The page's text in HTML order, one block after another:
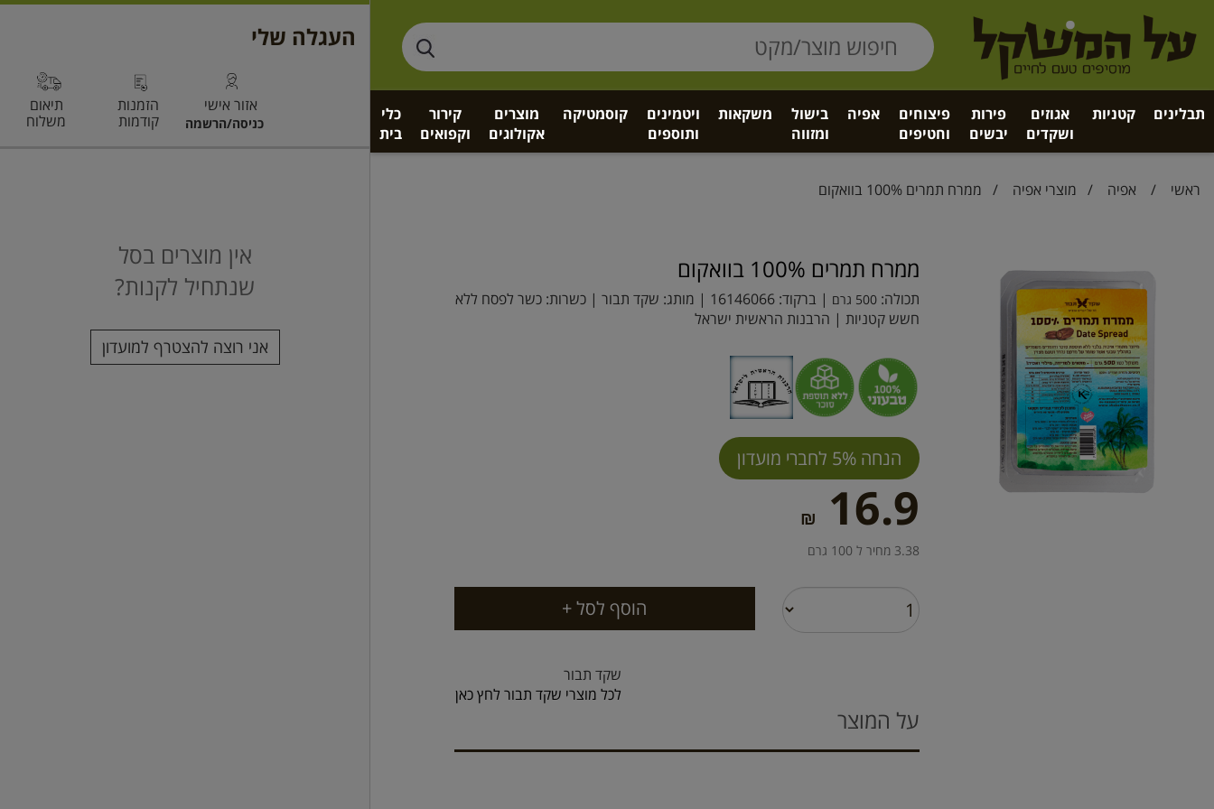
תבלינים קטניות
אגוזים
ושקדים
פירות
יבשים
פיצוחים
וחטיפים
אפיה
בישול
ומזווה
משקאות
ויטמינים
ותוספים
קוסמטיקה
מוצרים
אקולוגים
קירור
וקפואים
כלי
בית
ראשי / אפיה / מוצרי אפיה / ממרח תמרים 100% בוואקום
ממרח תמרים 100% בוואקום
תכולה:500 גרם | ברקוד:16146066 | מותג: שקד תבור | כשרות: כשר לפסח ללא
חשש קטניות | הרבנות הראשית ישראל
הנחה 5% לחברי מועדון
16.9
₪
3.38 מחיר ל 100 גרם
שקד תבור
לכל מוצרי שקד תבור לחץ כאן
על המוצר